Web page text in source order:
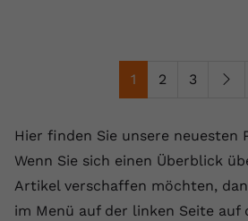
1 2 3
Hier finden Sie unsere neuesten
Wenn Sie sich einen Überblick
Artikel verschaffen möchten,
im Menü auf der linken Seite auf